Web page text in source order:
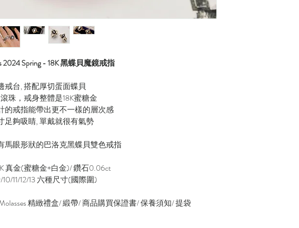
2024 Spring - 18K 黑蝶貝魔鏡戒指
戒台, 搭配厚切蛋面蝶貝
珠，戒身整體是18K蜜糖金
的戒指能帶出更不一樣的層次感
足夠吸睛, 單戴就很有氣勢
馬眼形狀的巴洛克黑蝶貝雙色戒指
真金(蜜糖金+白金)/ 鑽石0.06ct
11/12/13 六種尺寸(國際圍)
精緻禮盒/ 緞帶/ 商品購買保證書/ 保養須知/ 提袋